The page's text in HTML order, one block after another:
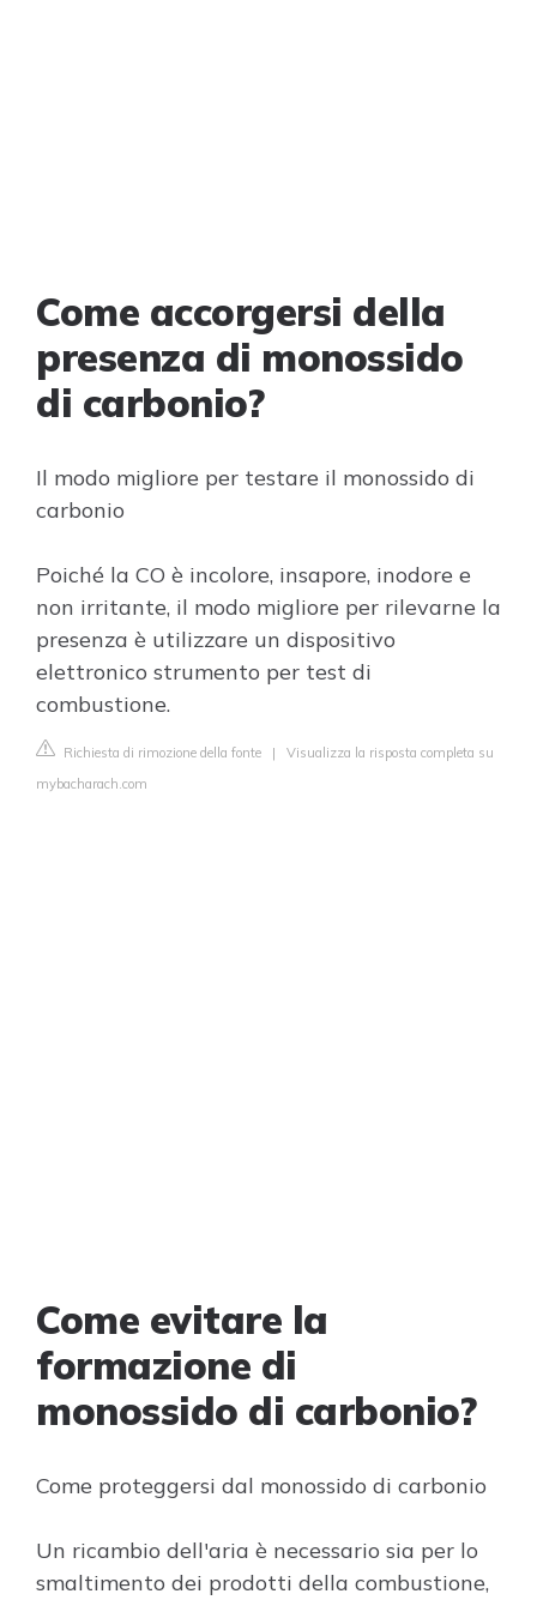
Come accorgersi della
presenza di monossido
di carbonio?
Il modo migliore per testare il monossido di
carbonio
Poiché la CO è incolore, insapore, inodore e
non irritante, il modo migliore per rilevarne la
presenza è utilizzare un dispositivo
elettronico strumento per test di
combustione.
Richiesta di rimozione della fonte | Visualizza la risposta completa su
mybacharach.com
Come evitare la
formazione di
monossido di carbonio?
Come proteggersi dal monossido di carbonio
Un ricambio dell'aria è necessario sia per lo
smaltimento dei prodotti della combustione,